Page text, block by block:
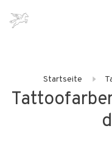
Startseite